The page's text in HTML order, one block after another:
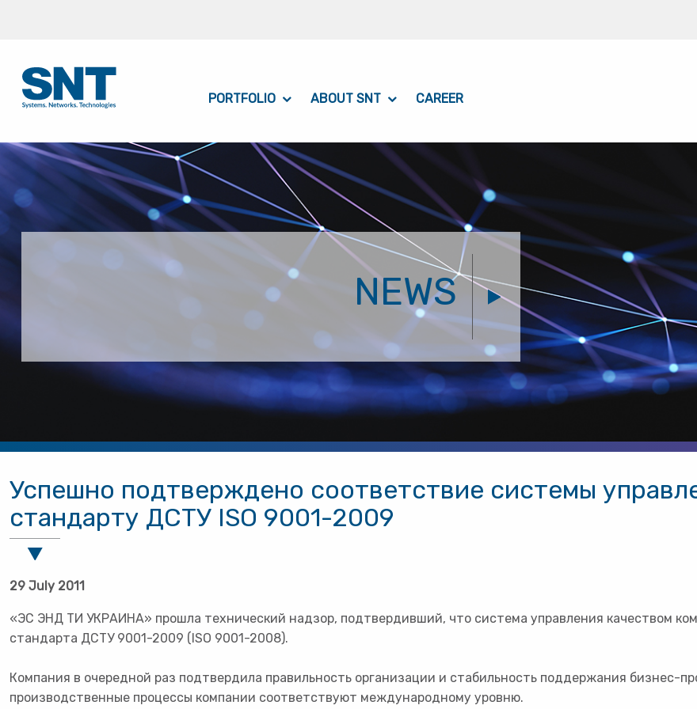
PORTFOLIO ABOUT SNT CAREER
NEWS
Успешно подтверждено соответствие системы
стандарту ДСТУ ISO 9001-2009
29 July 2011
«ЭС ЭНД ТИ УКРАИНА» прошла технический надзор, подтвердивший, что система управления качеством
стандарта ДСТУ 9001-2009 (ISO 9001-2008).
Компания в очередной раз подтвердила правильность организации и стабильность поддержания бизнес-
производственные процессы компании соответствуют международному уровню.